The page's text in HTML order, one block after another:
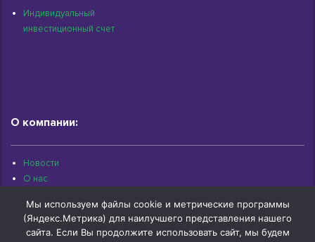
Индивидуальный
инвестиционный счет
О компании:
Новости
О нас
Контакты
Архив документов
Мы используем файлы cookie и метрические программы
(Яндекс.Метрика) для наилучшего представления нашего
сайта. Если Вы продолжите использовать сайт, мы будем